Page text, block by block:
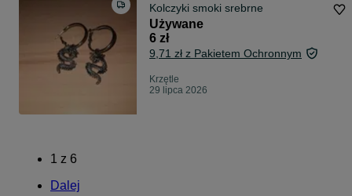
Kolczyki smoki srebrne
Używane
6 zł
9,71 zł z Pakietem Ochronnym
Krzętle
29 lipca 2026
1 z 6
Dalej